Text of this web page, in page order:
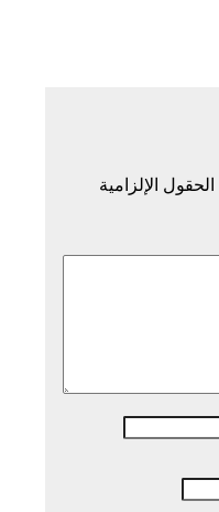
الحقول الإلزامية